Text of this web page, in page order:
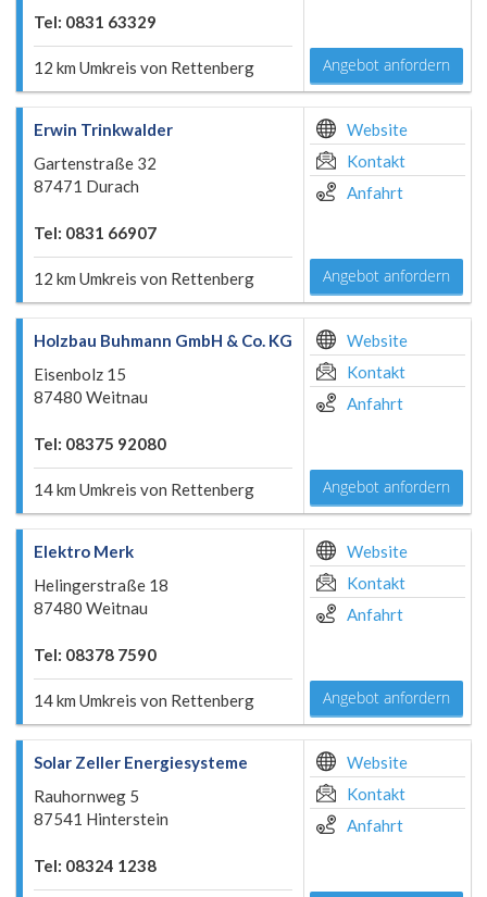
Tel: 0831 63329
12 km Umkreis von Rettenberg Angebot anfordern
Erwin Trinkwalder
Gartenstraße 32
87471 Durach
Tel: 0831 66907
12 km Umkreis von Rettenberg
Website
Kontakt
Anfahrt
Angebot anfordern
Holzbau Buhmann GmbH & Co. KG
Eisenbolz 15
87480 Weitnau
Tel: 08375 92080
14 km Umkreis von Rettenberg
Website
Kontakt
Anfahrt
Angebot anfordern
Elektro Merk
Helingerstraße 18
87480 Weitnau
Tel: 08378 7590
14 km Umkreis von Rettenberg
Website
Kontakt
Anfahrt
Angebot anfordern
Solar Zeller Energiesysteme
Rauhornweg 5
87541 Hinterstein
Tel: 08324 1238
Website
Kontakt
Anfahrt